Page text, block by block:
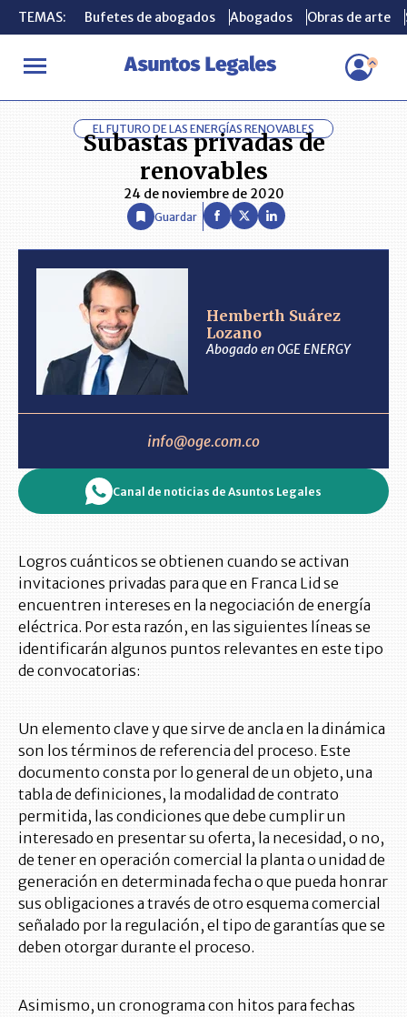
TEMAS: Bufetes de abogados Abogados Obras de arte
INICIO ANÁLISIS HEMBERTH SUÁREZ LOZANO Subastas
TEMAS: Bufetes de abogados Abogados Obras de arte
EL FUTURO DE LAS ENERGÍAS RENOVABLES
Subastas privadas de
renovables
24 de noviembre de 2020
Guardar
Hemberth Suárez
Lozano
Abogado en OGE ENERGY
info@oge.com.co
Canal de noticias de Asuntos Legales
Logros cuánticos se obtienen cuando se activan
invitaciones privadas para que en Franca Lid se
encuentren intereses en la negociación de energía
eléctrica. Por esta razón, en las siguientes líneas se
identificarán algunos puntos relevantes en este tipo
de convocatorias:
Un elemento clave y que sirve de ancla en la dinámica
son los términos de referencia del proceso. Este
documento consta por lo general de un objeto, una
tabla de definiciones, la modalidad de contrato
permitida, las condiciones que debe cumplir un
interesado en presentar su oferta, la necesidad, o no,
de tener en operación comercial la planta o unidad de
generación en determinada fecha o que pueda honrar
sus obligaciones a través de otro esquema comercial
señalado por la regulación, el tipo de garantías que se
deben otorgar durante el proceso.
Asimismo, un cronograma con hitos para fechas